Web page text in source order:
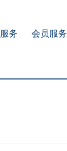
务 会员服务